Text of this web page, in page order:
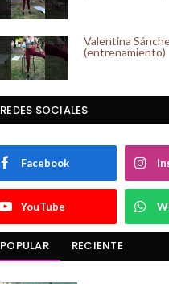
Valentina
(entrenamiento)
REDES SOCIALES
Facebook
YouTube
POPULAR RECIENTE